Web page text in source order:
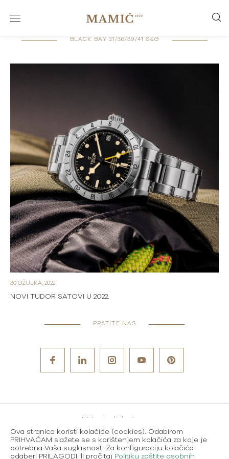
BLACK BAY 31/36/39/41 S&G
30 OŽUJKA, 2022
NOVI TUDOR SATOVI U 2022.
PRATITE NAS
Metode plaćanja
Karijere
Uvjeti korištenja
Ova stranica koristi kolačiće (cookies). Odabirom
PRIHVAĆAM slažete se s korištenjem kolačića za koje je
potrebna Vaša suglasnost. Za konfiguraciju kolačića
odaberi PRILAGODI ili pročitaj Politiku zaštite osobnih